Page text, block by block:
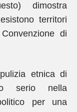
dimostra
territori
di
etnica di
serio nella
per una